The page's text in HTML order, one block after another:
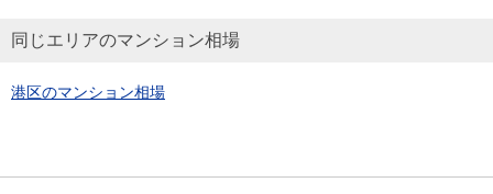
同じエリアのマンション相場
港区のマンション相場